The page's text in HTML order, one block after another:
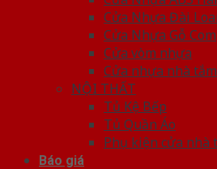
Cửa Nhựa Đài
Cửa Nhựa Gỗ
Cửa vòm nhựa
Cửa nhựa nhà tắm
NỘI THẤT
Tủ Kệ Bếp
Tủ Quần Áo
Phụ kiện cửa nhà
Báo giá